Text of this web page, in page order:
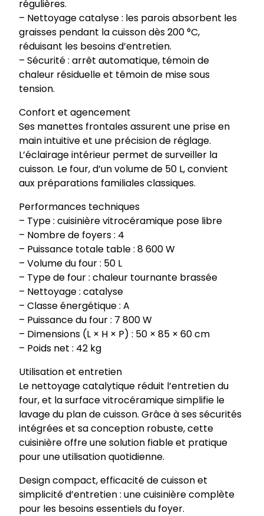
é
r
a
m
i
q
e
E
C
V
C
5
6
régulières.
– Nettoyage catalyse : les parois absorbent les
graisses pendant la cuisson dès 200 °C,
réduisant les besoins d’entretien.
– Sécurité : arrêt automatique, témoin de
chaleur résiduelle et témoin de mise sous
tension.
Confort et agencement
Ses manettes frontales assurent une prise en
main intuitive et une précision de réglage.
L’éclairage intérieur permet de surveiller la
cuisson. Le four, d’un volume de 50 L, convient
aux préparations familiales classiques.
Performances techniques
– Type : cuisinière vitrocéramique pose libre
– Nombre de foyers : 4
– Puissance totale table : 8 600 W
– Volume du four : 50 L
– Type de four : chaleur tournante brassée
– Nettoyage : catalyse
– Classe énergétique : A
– Puissance du four : 7 800 W
– Dimensions (L × H × P) : 50 × 85 × 60 cm
– Poids net : 42 kg
Utilisation et entretien
Le nettoyage catalytique réduit l’entretien du
four, et la surface vitrocéramique simplifie le
lavage du plan de cuisson. Grâce à ses sécurités
intégrées et sa conception robuste, cette
cuisinière offre une solution fiable et pratique
pour une utilisation quotidienne.
Design compact, efficacité de cuisson et
simplicité d’entretien : une cuisinière complète
pour les besoins essentiels du foyer.